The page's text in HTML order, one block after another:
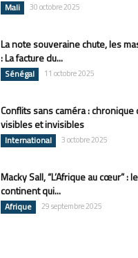
Mali 30 octobre 2025
La note souveraine chute, les
: La facture du...
Sénégal 11 octobre 2025
Conflits sans caméra :
visibles et invisibles
International 3 octobre 2025
Macky Sall, “L’Afrique au cœur” :
continent qui...
Afrique 29 septembre 2025